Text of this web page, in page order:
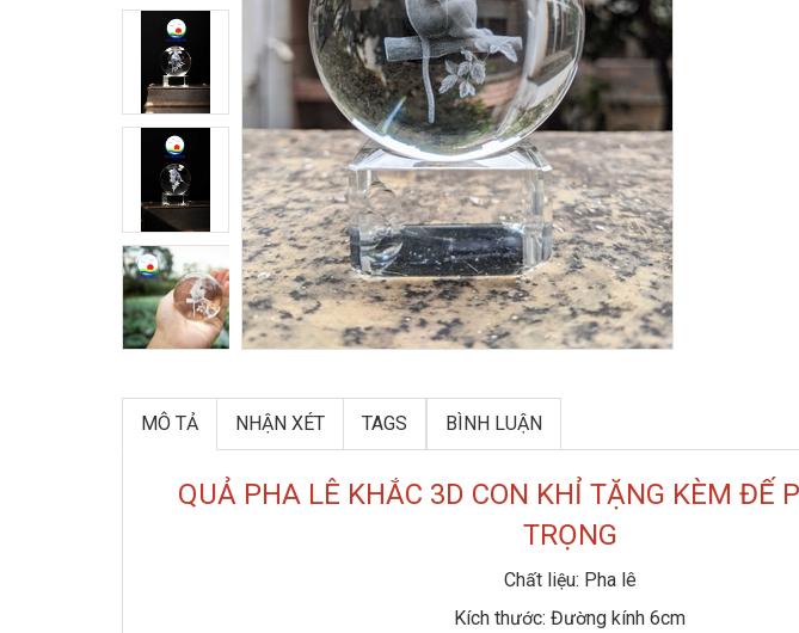
MÔ TẢ NHẬN XÉT TAGS BÌNH LUẬN
QUẢ PHA LÊ KHẮC 3D CON KHỈ TẶNG KÈM ĐẾ
TRỌNG
Chất liệu: Pha lê
Kích thước: Đường kính 6cm